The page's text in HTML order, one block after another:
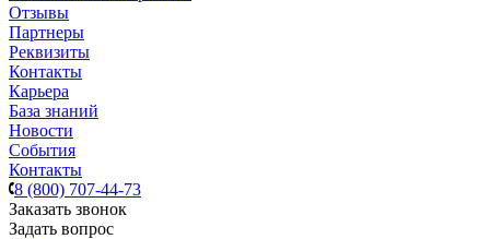
Отзывы
Партнеры
Реквизиты
Контакты
Карьера
База знаний
Новости
События
Контакты
8 (800) 707-44-73
Заказать звонок
Задать вопрос